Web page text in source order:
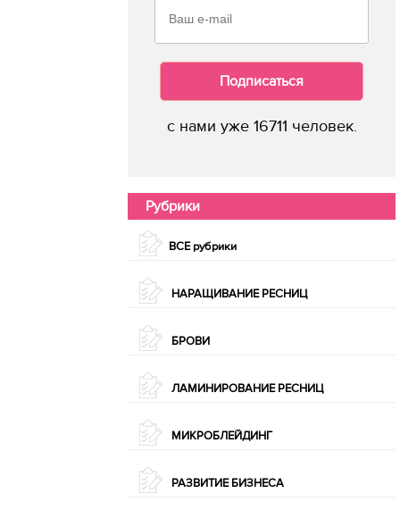
Подписаться
с нами уже 16711 человек.
Рубрики
ВСЕ рубрики
НАРАЩИВАНИЕ РЕСНИЦ
БРОВИ
ЛАМИНИРОВАНИЕ РЕСНИЦ
МИКРОБЛЕЙДИНГ
РАЗВИТИЕ БИЗНЕСА